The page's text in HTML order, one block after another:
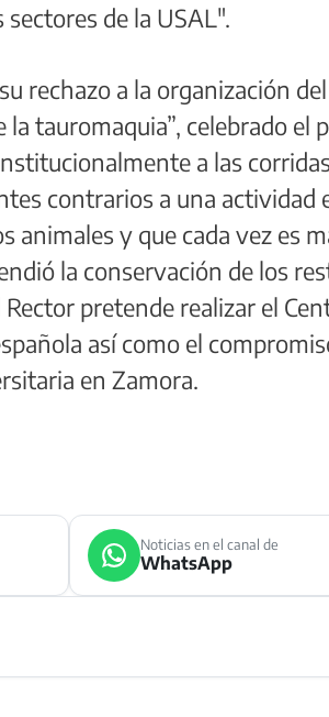
de la USAL".
rechazo a la organización
tauromaquia”, celebrado el
a las
contrarios a una actividad
animales y que cada vez es
la conservación de los
pretende realizar el
así como el
en Zamora.
Noticias en el canal de
WhatsApp